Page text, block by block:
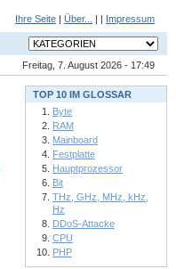
Ihre Seite | Über... | | Impressum
Freitag, 7. August 2026 - 17:49
TOP 10 IM GLOSSAR
Byte
RAM
Mainboard
Festplatte
Hauptprozessor
Bit
THz, GHz, MHz, kHz,
Hz
DDoS-Attacke
CPU
PHP